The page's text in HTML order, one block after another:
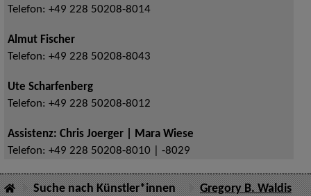
Telefon: +49 228 50208-8014
Almut Fischer
Telefon: +49 228 50208-8043
Ute Scharfenberg
Telefon: +49 228 50208-8012
Assistenz: Chris Joerger | Mara Wiese
Telefon: +49 228 50208-8010 | -8029
Suche nach Künstler*innen Gregory B. Waldis